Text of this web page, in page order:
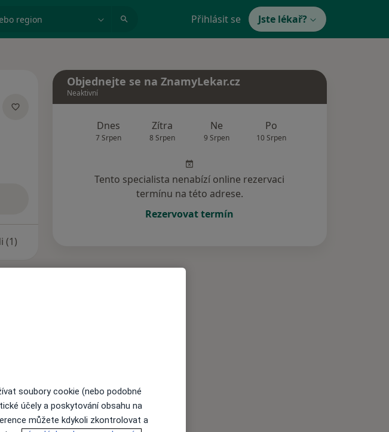
region Přihlásit se Jste lékař?
(1)
Objednejte se na ZnamyLekar.cz
Neaktivní
Dnes
7 Srpen
Zítra
8 Srpen
Ne
9 Srpen
Po
10 Srpen
Tento specialista nenabízí online rezervaci
termínu na této adrese.
Rezervovat termín
soubory cookie (nebo podobné
účely a poskytování obsahu na
můžete kdykoli zkontrolovat a